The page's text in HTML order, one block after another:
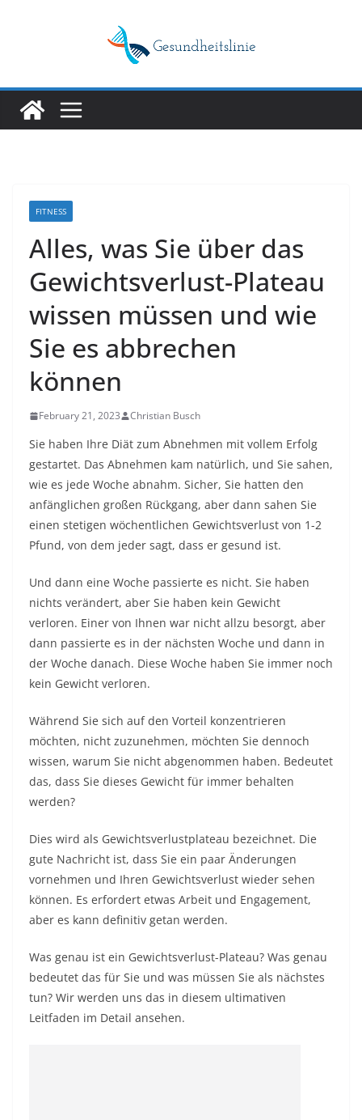
FITNESS
Alles, was Sie über das
Gewichtsverlust-Plateau
wissen müssen und wie
Sie es abbrechen
können
February 21, 2023 Christian Busch
Sie haben Ihre Diät zum Abnehmen mit vollem Erfolg
gestartet. Das Abnehmen kam natürlich, und Sie sahen,
wie es jede Woche abnahm. Sicher, Sie hatten den
anfänglichen großen Rückgang, aber dann sahen Sie
einen stetigen wöchentlichen Gewichtsverlust von 1-2
Pfund, von dem jeder sagt, dass er gesund ist.
Und dann eine Woche passierte es nicht. Sie haben
nichts verändert, aber Sie haben kein Gewicht
verloren. Einer von Ihnen war nicht allzu besorgt, aber
dann passierte es in der nächsten Woche und dann in
der Woche danach. Diese Woche haben Sie immer noch
kein Gewicht verloren.
Während Sie sich auf den Vorteil konzentrieren
möchten, nicht zuzunehmen, möchten Sie dennoch
wissen, warum Sie nicht abgenommen haben. Bedeutet
das, dass Sie dieses Gewicht für immer behalten
werden?
Dies wird als Gewichtsverlustplateau bezeichnet. Die
gute Nachricht ist, dass Sie ein paar Änderungen
vornehmen und Ihren Gewichtsverlust wieder sehen
können. Es erfordert etwas Arbeit und Engagement,
aber es kann definitiv getan werden.
Was genau ist ein Gewichtsverlust-Plateau? Was genau
bedeutet das für Sie und was müssen Sie als nächstes
tun? Wir werden uns das in diesem ultimativen
Leitfaden im Detail ansehen.